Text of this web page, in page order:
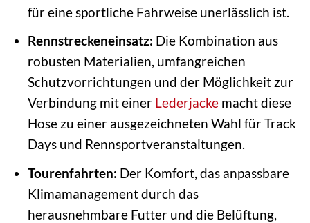
für eine sportliche Fahrweise unerlässlich ist.
Rennstreckeneinsatz: Die Kombination aus
robusten Materialien, umfangreichen
Schutzvorrichtungen und der Möglichkeit zur
Verbindung mit einer Lederjackemacht diese
Hose zu einer ausgezeichneten Wahl für Track
Days und Rennsportveranstaltungen.
Tourenfahrten: Der Komfort, das anpassbare
Klimamanagement durch das
herausnehmbare Futter und die Belüftung,